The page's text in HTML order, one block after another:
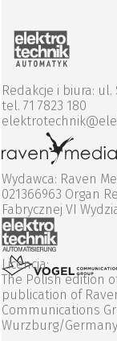
Redakcje i biura: ul.
tel. 71 7823 180
Wydawca: Raven
021366963 Organ
Fabrycznej VI
Licencja:
The Polish edition of
publication of
Communications
Wurzburg/